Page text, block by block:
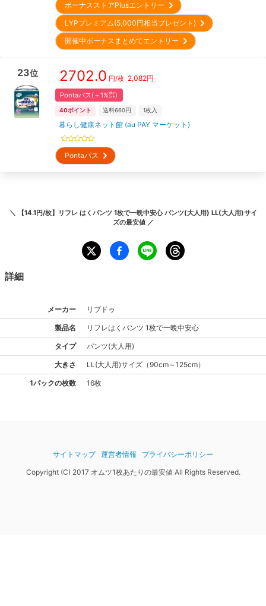
ボーナスストアPlusエントリー
LYPプレミアム(5,000円相当プレゼント)
開催中ボーナスまとめてエントリー
23位 2702.0 円/枚 2,082円
Pontaパス(＋1%㌽)
40ポイント 送料660円 1枚入
暮らし健康ネット館 (au PAY マーケット)
Pontaパス
＼
【14.1円/枚】リフレ はくパンツ 1枚で一晩中安心 パンツ(大人用) LL(大人用)サイ
ズの最安値 ／
詳細
メーカー リブドゥ
製品名 リフレはくパンツ 1枚で一晩中安心
タイプ パンツ(大人用)
大きさ LL(大人用)サイズ （90cm～125cm）
1パックの枚数 16枚
サイトマップ 運営者情報
プライバシーポリシー
Copyright (C) 2017 オムツ1枚あたりの最安値 All Rights Reserved.